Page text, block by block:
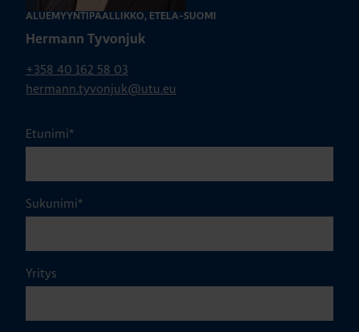
ALUEMYYNTIPÄÄLLIKKÖ, ETELÄ-SUOMI
Hermann Tyvonjuk
+358 40 162 58 03
hermann.tyvonjuk@utu.eu
Etunimi*
Sukunimi*
Yritys